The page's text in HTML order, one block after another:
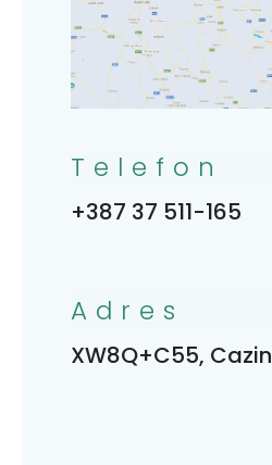
Telefon
+387 37 511-165
Adres
XW8Q+C55, Cazin